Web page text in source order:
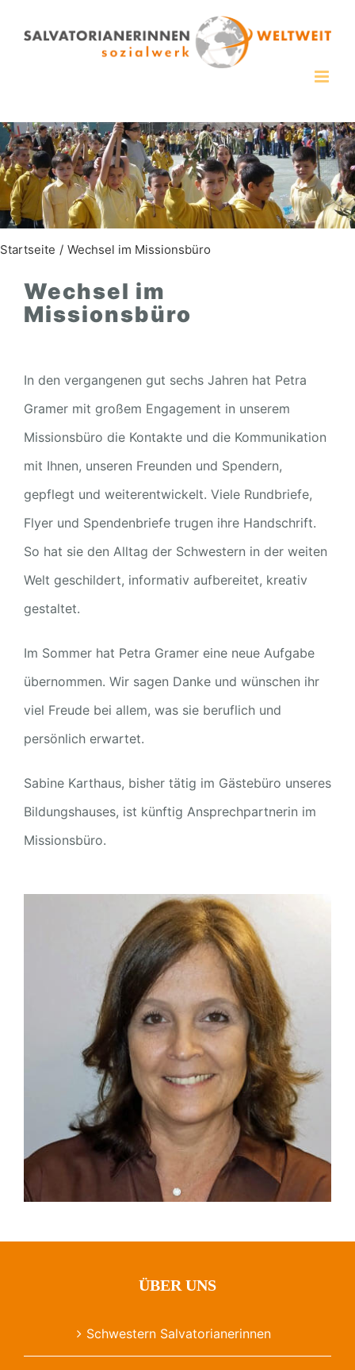
Inhalt
Startseite Wechsel im Missionsbüro
Wechsel im
Missionsbüro
In den vergangenen gut sechs Jahren hat Petra
Gramer mit großem Engagement in unserem
Missionsbüro die Kontakte und die Kommunikation
mit Ihnen, unseren Freunden und Spendern,
gepflegt und weiterentwickelt. Viele Rundbriefe,
Flyer und Spendenbriefe trugen ihre Handschrift.
So hat sie den Alltag der Schwestern in der weiten
Welt geschildert, informativ aufbereitet, kreativ
gestaltet.
Im Sommer hat Petra Gramer eine neue Aufgabe
übernommen. Wir sagen Danke und wünschen ihr
viel Freude bei allem, was sie beruflich und
persönlich erwartet.
Sabine Karthaus, bisher tätig im Gästebüro unseres
Bildungshauses, ist künftig Ansprechpartnerin im
Missionsbüro.
ÜBER UNS
Schwestern Salvatorianerinnen